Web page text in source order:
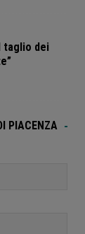
taglio dei
PIACENZA